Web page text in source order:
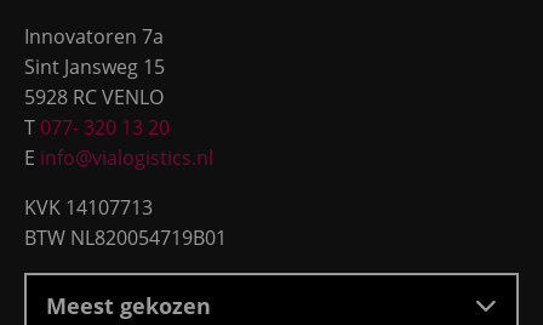
Innovatoren 7a
Sint Jansweg 15
5928 RC VENLO
T 077- 320 13 20
E info@vialogistics.nl
KVK 14107713
BTW NL820054719B01
Meest gekozen